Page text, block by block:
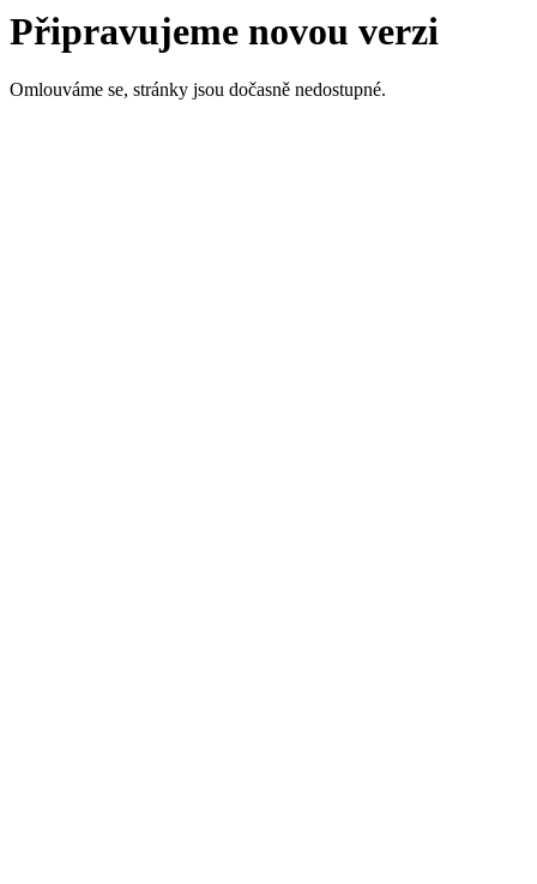
Připravujeme novou verzi
Omlouváme se, stránky jsou dočasně nedostupné.